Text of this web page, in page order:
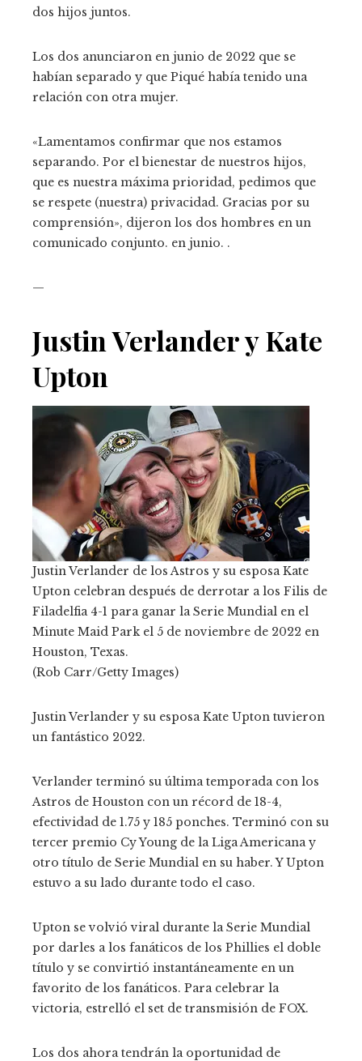
dos hijos juntos.
Los dos anunciaron en junio de 2022 que se
habían separado y que Piqué había tenido una
relación con otra mujer.
«Lamentamos confirmar que nos estamos
separando. Por el bienestar de nuestros hijos,
que es nuestra máxima prioridad, pedimos que
se respete (nuestra) privacidad. Gracias por su
comprensión», dijeron los dos hombres en un
comunicado conjunto. en junio. .
—
Justin Verlander y Kate
Upton
Justin Verlander de los Astros y su esposa Kate
Upton celebran después de derrotar a los Filis de
Filadelfia 4-1 para ganar la Serie Mundial en el
Minute Maid Park el 5 de noviembre de 2022 en
Houston, Texas.
(Rob Carr/Getty Images)
Justin Verlander y su esposa Kate Upton tuvieron
un fantástico 2022.
Verlander terminó su última temporada con los
Astros de Houston con un récord de 18-4,
efectividad de 1.75 y 185 ponches. Terminó con su
tercer premio Cy Young de la Liga Americana y
otro título de Serie Mundial en su haber. Y Upton
estuvo a su lado durante todo el caso.
Upton se volvió viral durante la Serie Mundial
por darles a los fanáticos de los Phillies el doble
título y se convirtió instantáneamente en un
favorito de los fanáticos. Para celebrar la
victoria, estrelló el set de transmisión de FOX.
Los dos ahora tendrán la oportunidad de